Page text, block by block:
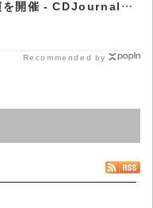
を開催 - CDJournal
Recommended by